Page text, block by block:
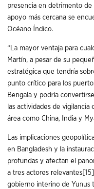
presencia en detrimento de
apoyo más cercana se
Océano Índico.
“La mayor ventaja para
Martín, a pesar de su
estratégica que tendría
punto crítico para los
Bengala y podría
las actividades de
área como China, India y
Las implicaciones
en Bangladesh y la
profundas y afectan el
a tres actores relevantes [15]
gobierno interino de Yunus